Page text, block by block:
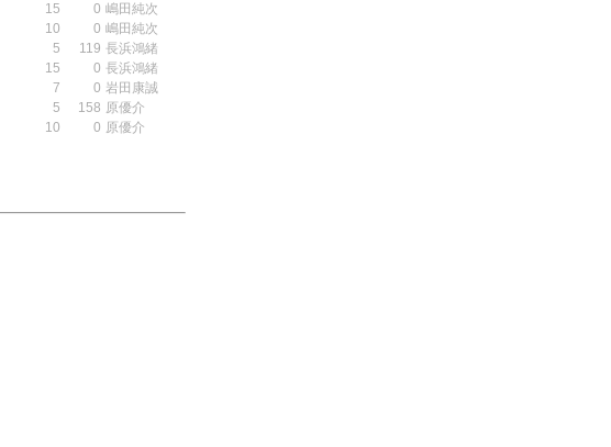
15 0 嶋田純次
10 0 嶋田純次
5 119 長浜鴻緒
15 0 長浜鴻緒
7 0 岩田康誠
5 158 原優介
10 0 原優介